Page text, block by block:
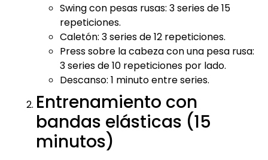
Swing con pesas rusas: 3 series de 15
repeticiones.
Caletón: 3 series de 12 repeticiones.
Press sobre la cabeza con una pesa rusa:
3 series de 10 repeticiones por lado.
Descanso: 1 minuto entre series.
Entrenamiento con
bandas elásticas (15
minutos)